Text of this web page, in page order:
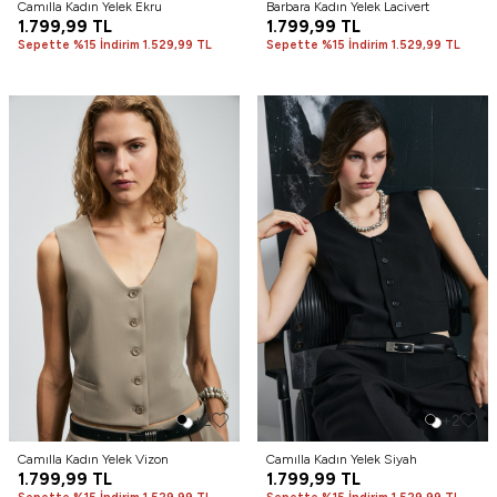
Camılla Kadın Yelek Ekru
1.799,99 TL
Sepette %15 İndirim 1.529,99 TL
Barbara Kadın Yelek Lacivert
1.799,99 TL
Sepette %15 İndirim 1.529,99 TL
+2
Camılla Kadın Yelek Vizon
1.799,99 TL
+2
Camılla Kadın Yelek Siyah
1.799,99 TL